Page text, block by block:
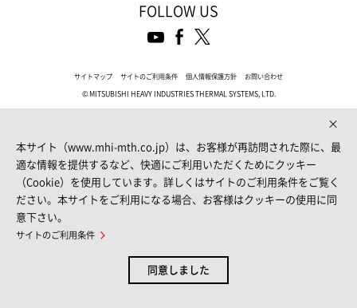
FOLLOW US
サイトマップ サイトのご利用条件 個人情報保護方針 お問い合わせ
© MITSUBISHI HEAVY INDUSTRIES THERMAL SYSTEMS, LTD.
本サイト（www.mhi-mth.co.jp）は、お客様が再訪問された際に、最
適な情報を提供するなど、快適にご利用いただくためにクッキー
（Cookie）を使用しています。詳しくはサイトのご利用条件をご覧く
ださい。本サイトをご利用になる場合、お客様はクッキーの使用に同
意下さい。
サイトのご利用条件
同意しました